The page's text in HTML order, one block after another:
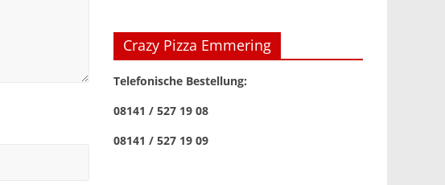
Crazy Pizza Emmering
Telefonische Bestellung:
08141 / 527 19 08
08141 / 527 19 09